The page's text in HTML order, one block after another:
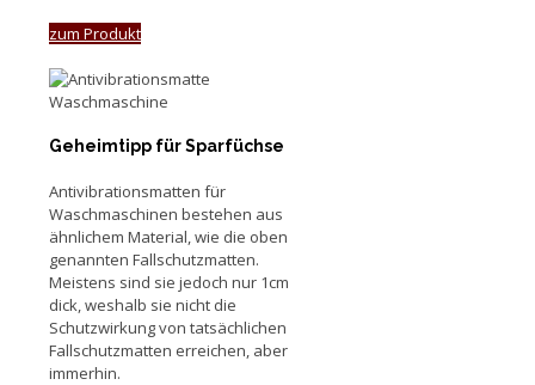
zum Produkt
Geheimtipp für Sparfüchse
Antivibrationsmatten für
Waschmaschinen bestehen aus
ähnlichem Material, wie die oben
genannten Fallschutzmatten.
Meistens sind sie jedoch nur 1cm
dick, weshalb sie nicht die
Schutzwirkung von tatsächlichen
Fallschutzmatten erreichen, aber
immerhin.